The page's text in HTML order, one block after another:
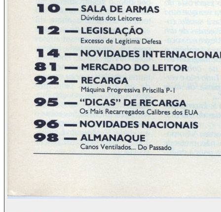
exatos 23 dias depois de lançada nossa edição nº 27, onde
na seção “Sala de Armas” Laércio Gazinhato afirmava ser
errado imaginar que uma simples espingarda calibre 12
servisse para matar elefantes, foi a vez de um deles informar,
mais uma vez, a grande mentira, isto sem mencionar a já
habitual confusão de calibres, chamando o .45 ACP de “45
milímetros”, espingarda de “escopeta” e outras bobagens.
Realmente fantástico.
O deputado federal e delegado “Sivuca”: este político do Rio
de Janeiro, convidado do apresentador Ferreira Netto no já
mencionado pretenso programa de debates da TV Record,
declarou-se totalmente contrário ao porte de arma de fogo
pelo cidadão de bem, ao mesmo tempo em que tergiversava
sobre sua extrema necessidade no domicílio das pessoas,
taxativamente alegando não ser a polícia onipresente. O
termo onipresente do senhor Sivuca deve ter duplo
significado: enquanto totalmente válido em sua acepção
apresentador, com todas as letras, declarou-se contra a